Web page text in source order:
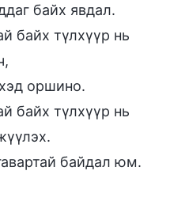
байх явдал.
байх түлхүүр нь
оршино.
байх түлхүүр нь
байдал юм.